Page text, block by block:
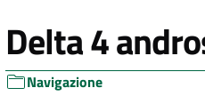
Delta 4
Navigazione